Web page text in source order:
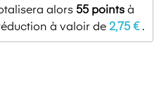
alors 55points à
à valoir de 2,75 €.